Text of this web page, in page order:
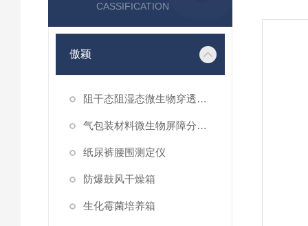
CASSIFICATION
傲颖
阻干态阻湿态微生物穿透性能测试仪
气包装材料微生物屏障分等试验仪
纸尿裤腰围测定仪
防爆鼓风干燥箱
生化霉菌培养箱